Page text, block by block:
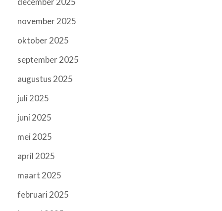
november 2025
oktober 2025
september 2025
augustus 2025
juli 2025
juni 2025
mei 2025
april 2025
maart 2025
februari 2025